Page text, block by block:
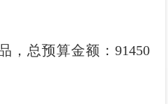
，总预算金额：91450